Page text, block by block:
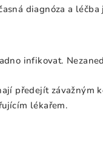
diagnóza a
infikovat.
předejít závažným
lékařem.